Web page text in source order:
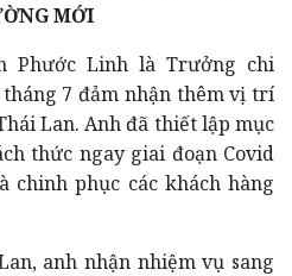
MỚI
Phước Linh là Trưởng chi
7 đảm nhận thêm vị trí
Lan. Anh đã thiết lập mục
thức ngay giai đoạn Covid
chinh phục các khách hàng
anh nhận nhiệm vụ sang